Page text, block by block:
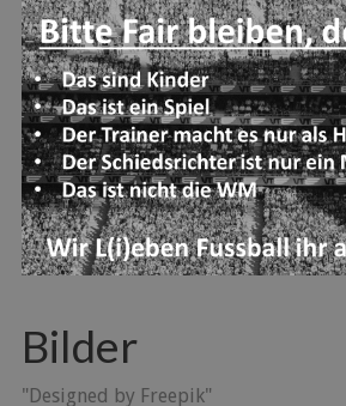
Bilder
"Designed by Freepik"